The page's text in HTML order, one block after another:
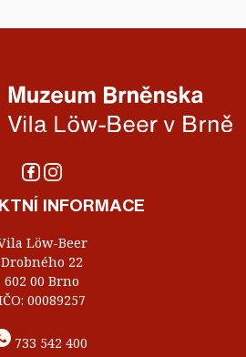
INFORMACE
Löw-Beer
Drobného 22
602 00 Brno
00089257
733 542 400